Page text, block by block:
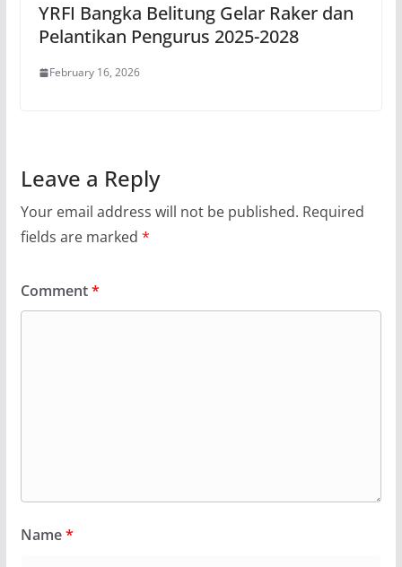
YRFI Bangka Belitung Gelar Raker dan
Pelantikan Pengurus 2025-2028
February 16, 2026
Leave a Reply
Your email address will not be published. Required
fields are marked *
Comment*
Name*